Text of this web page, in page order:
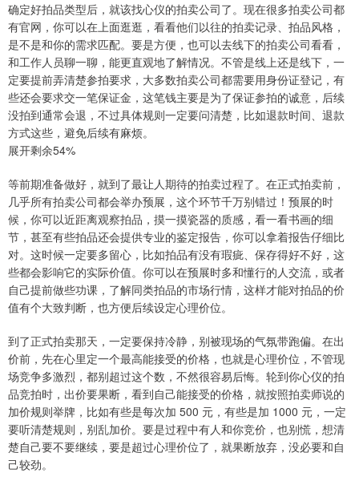
确定好拍品类型后，就该找心仪的拍卖公司了。现在很多拍卖公司都
有官网，你可以在上面逛逛，看看他们以往的拍卖记录、拍品风格，
是不是和你的需求匹配。要是方便，也可以去线下的拍卖公司看看，
和工作人员聊一聊，能更直观地了解情况。不管是线上还是线下，一
定要提前弄清楚参拍要求，大多数拍卖公司都需要用身份证登记，有
些还会要求交一笔保证金，这笔钱主要是为了保证参拍的诚意，后续
没拍到通常会退，不过具体规则一定要问清楚，比如退款时间、退款
方式这些，避免后续有麻烦。
展开剩余54%
等前期准备做好，就到了最让人期待的拍卖过程了。在正式拍卖前，
几乎所有拍卖公司都会举办预展，这个环节千万别错过！预展的时
候，你可以近距离观察拍品，摸一摸瓷器的质感，看一看书画的细
节，甚至有些拍品还会提供专业的鉴定报告，你可以拿着报告仔细比
对。这时候一定要多留心，比如拍品有没有瑕疵、保存得好不好，这
些都会影响它的实际价值。你可以在预展时多和懂行的人交流，或者
自己提前做些功课，了解同类拍品的市场行情，这样才能对拍品的价
值有个大致判断，也方便后续设定心理价位。
到了正式拍卖那天，一定要保持冷静，别被现场的气氛带跑偏。在出
价前，先在心里定一个最高能接受的价格，也就是心理价位，不管现
场竞争多激烈，都别超过这个数，不然很容易后悔。轮到你心仪的拍
品竞拍时，出价要果断，看到自己能接受的价格，就按照拍卖师说的
加价规则举牌，比如有些是每次加 500 元，有些是加 1000 元，一定
要听清楚规则，别乱加价。要是过程中有人和你竞价，也别慌，想清
楚自己要不要继续，要是超过心理价位了，就果断放弃，没必要和自
己较劲。